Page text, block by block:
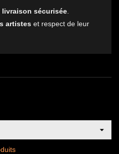
livraison sécurisée
artistes et respect de leur